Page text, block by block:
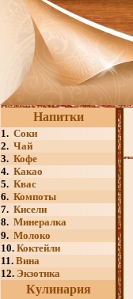
Напитки
1. Соки
2. Чай
3. Кофе
4. Какао
5. Квас
6. Компоты
7. Кисели
8. Минералка
9. Молоко
10. Коктейли
11. Вина
12. Экзотика
Кулинария